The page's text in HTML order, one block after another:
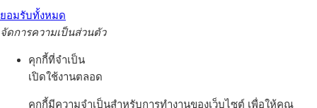
ยอมรับทั้งหมด
จัดการความเป็นส่วนตัว
คุกกี้ที่จำเป็น
เปิดใช้งานตลอด
คุกกี้มีความจำเป็นสำหรับการทำงานของเว็บไซต์ เพื่อให้คุณ